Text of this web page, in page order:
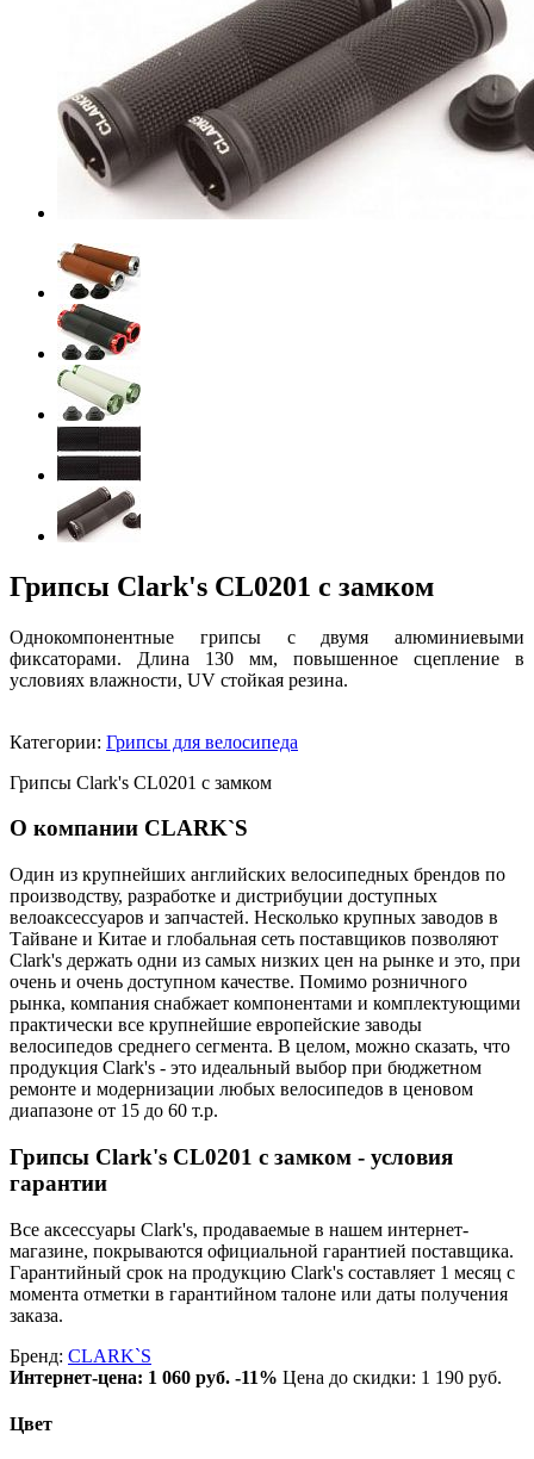
Грипсы Clark's CL0201 с замком
Однокомпонентные грипсы с двумя алюминиевыми
фиксаторами. Длина 130 мм, повышенное сцепление в
условиях влажности, UV стойкая резина.
Категории: Грипсы для велосипеда
Грипсы Clark's CL0201 с замком
О компании CLARK`S
Один из крупнейших английских велосипедных брендов по
производству, разработке и дистрибуции доступных
велоаксессуаров и запчастей. Несколько крупных заводов в
Тайване и Китае и глобальная сеть поставщиков позволяют
Clark's держать одни из самых низких цен на рынке и это, при
очень и очень доступном качестве. Помимо розничного
рынка, компания снабжает компонентами и комплектующими
практически все крупнейшие европейские заводы
велосипедов среднего сегмента. В целом, можно сказать, что
продукция Clark's - это идеальный выбор при бюджетном
ремонте и модернизации любых велосипедов в ценовом
диапазоне от 15 до 60 т.р.
Грипсы Clark's CL0201 с замком - условия
гарантии
Все аксессуары Clark's, продаваемые в нашем интернет-
магазине, покрываются официальной гарантией поставщика.
Гарантийный срок на продукцию Clark's составляет 1 месяц с
момента отметки в гарантийном талоне или даты получения
заказа.
Бренд: CLARK`S
Интернет-цена: 1 060 руб. -11% Цена до скидки: 1 190 руб.
Цвет